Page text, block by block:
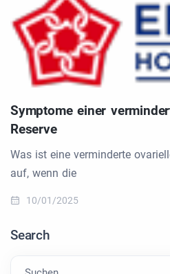
Symptome einer
Reserve
Was ist eine verminderte
auf, wenn die
10/01/2025
Search